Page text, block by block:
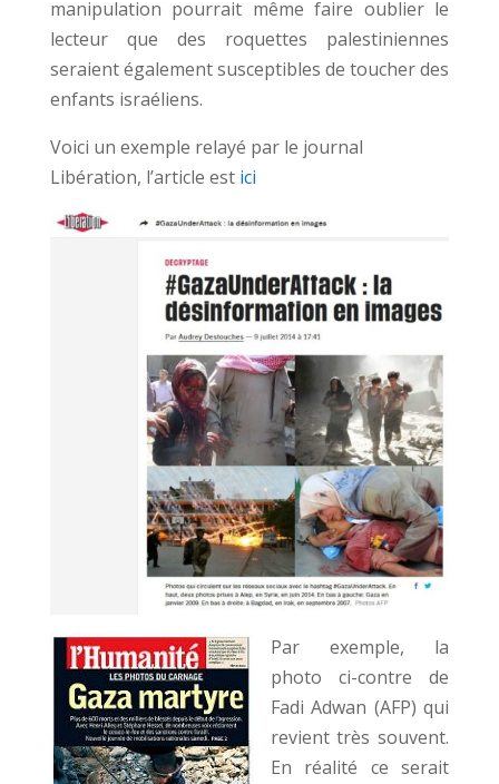
manipulation pourrait même faire oublier le
lecteur que des roquettes palestiniennes
seraient également susceptibles de toucher des
enfants israéliens.
Voici un exemple relayé par le journal
Libération, l’article est ici
Par exemple, la
photo ci-contre de
Fadi Adwan (AFP) qui
revient très souvent.
En réalité ce serait